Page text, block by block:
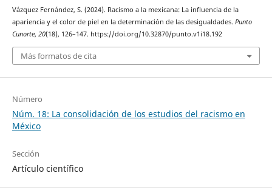
Vázquez Fernández, S. (2024). Racismo a la mexicana: La influencia de la
apariencia y el color de piel en la determinación de las desigualdades. Punto
Cunorte, 20(18), 126–147. https://doi.org/10.32870/punto.v1i18.192
Más formatos de cita
Número
Núm. 18: La consolidación de los estudios del racismo en
México
Sección
Artículo científico